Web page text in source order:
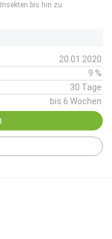
bis hin zu
20.01.2020
9 %
30 Tage
bis 6 Wochen